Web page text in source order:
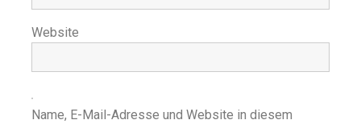
Website
Name, E-Mail-Adresse und Website in diesem